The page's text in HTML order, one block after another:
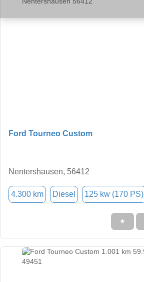
Ford Tourneo Custom
Nentershausen, 56412
4.300 km Diesel 125 kw (170 PS)
★